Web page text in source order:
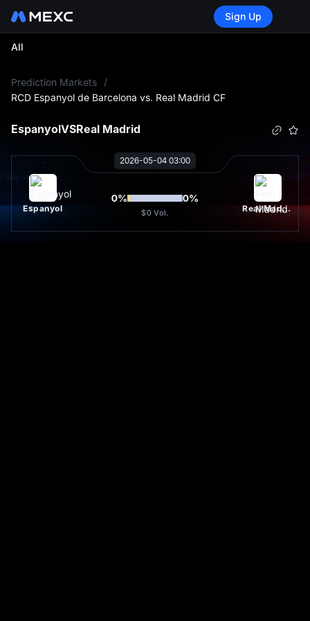
Sign Up
All
Prediction Markets
/
RCD Espanyol de Barcelona vs. Real Madrid CF
EspanyolVSReal Madrid
2026-05-04 03:00
Espanyol
0% 0%
$0 Vol. Real Madrid